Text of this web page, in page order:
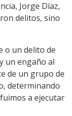
Jorge Díaz,
delitos, sino
o un delito de
un engaño al
de un grupo de
determinando
a ejecutar